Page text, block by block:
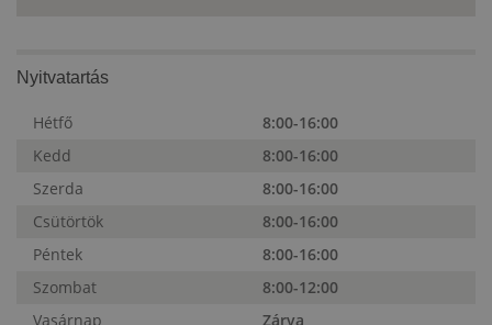
Nyitvatartás
Hétfő
8:00-16:00
Kedd
8:00-16:00
Szerda
8:00-16:00
Csütörtök
8:00-16:00
Péntek
8:00-16:00
Szombat
8:00-12:00
Vasárnap
Zárva